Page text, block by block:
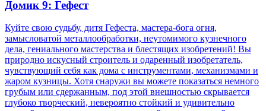
Домик 9: Гефест
Куйте свою судьбу, дитя Гефеста, мастера-бога огня,
замысловатой металлообработки, неутомимого кузнечного
дела, гениального мастерства и блестящих изобретений! Вы
природно искусный строитель и одаренный изобретатель,
чувствующий себя как дома с инструментами, механизмами и
жаром кузницы. Хотя снаружи вы можете показаться немного
грубым или сдержанным, под этой внешностью скрывается
глубоко творческий, невероятно стойкий и удивительно